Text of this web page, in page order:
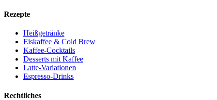
Rezepte
Heißgetränke
Eiskaffee & Cold Brew
Kaffee-Cocktails
Desserts mit Kaffee
Latte-Variationen
Espresso-Drinks
Rechtliches